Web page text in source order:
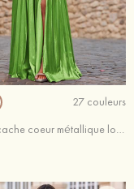
27 couleurs
Trapèze cache coeur métallique longueur ras du sol robe de bal